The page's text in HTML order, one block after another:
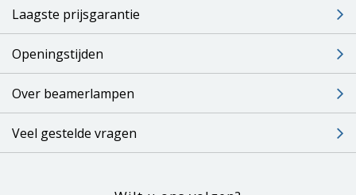
Laagste prijsgarantie
Openingstijden
Over beamerlampen
Veel gestelde vragen